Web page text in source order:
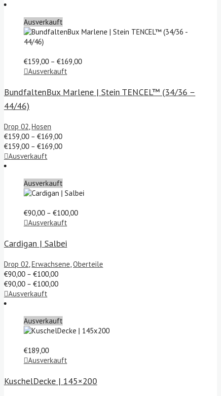
Ausverkauft
€159,00 – €169,00Preisspanne:
€169,00
Ausverkauft
BundfaltenBux Marlene | Stein TENCEL™ (34/36 –
44/46)
Drop 02 Hosen
€159,00 – €169,00Preisspanne:
€159,00
€159,00 – €169,00Preisspanne:
Ausverkauft
Ausverkauft
€90,00 – €100,00Preisspanne:
Ausverkauft
Cardigan | Salbei
Drop 02 Erwachsene Oberteile
€90,00 – €100,00Preisspanne:
€90,00
€90,00 – €100,00Preisspanne:
Ausverkauft
Ausverkauft
€189,00
Ausverkauft
KuschelDecke | 145×200